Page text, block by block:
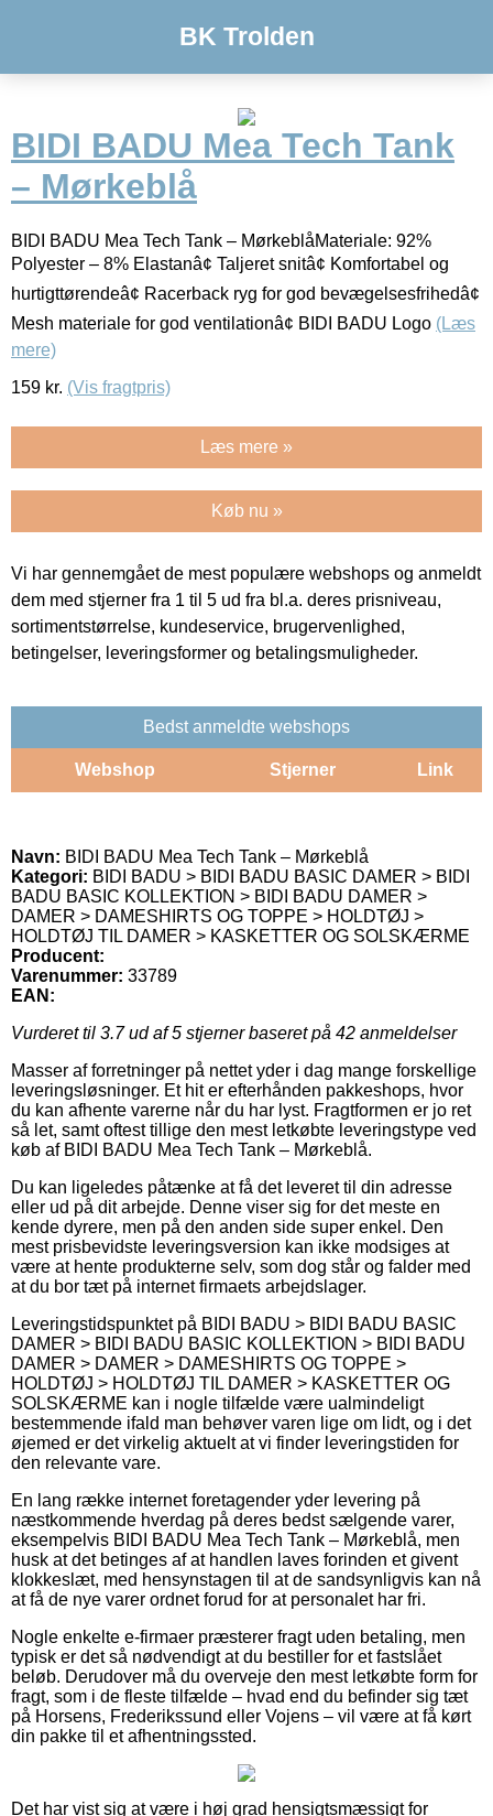
BK Trolden
BIDI BADU Mea Tech Tank
– Mørkeblå
BIDI BADU Mea Tech Tank – MørkeblåMateriale: 92%
Polyester – 8% Elastanâ¢ Taljeret snitâ¢ Komfortabel og
hurtigttørendeâ¢ Racerback ryg for god bevægelsesfrihedâ¢
Mesh materiale for god ventilationâ¢ BIDI BADU Logo (Læs
mere)
159 kr. (Vis fragtpris)
Læs mere »
Køb nu »
Vi har gennemgået de mest populære webshops og anmeldt
dem med stjerner fra 1 til 5 ud fra bl.a. deres prisniveau,
sortimentstørrelse, kundeservice, brugervenlighed,
betingelser, leveringsformer og betalingsmuligheder.
Bedst anmeldte webshops
Webshop Stjerner Link
Navn: BIDI BADU Mea Tech Tank – Mørkeblå
Kategori: BIDI BADU > BIDI BADU BASIC DAMER > BIDI
BADU BASIC KOLLEKTION > BIDI BADU DAMER >
DAMER > DAMESHIRTS OG TOPPE > HOLDTØJ >
HOLDTØJ TIL DAMER > KASKETTER OG SOLSKÆRME
Producent:
Varenummer: 33789
EAN:
Vurderet til 3.7ud af 5 stjerner baseret på 42 anmeldelser
Masser af forretninger på nettet yder i dag mange forskellige
leveringsløsninger. Et hit er efterhånden pakkeshops, hvor
du kan afhente varerne når du har lyst. Fragtformen er jo ret
så let, samt oftest tillige den mest letkøbte leveringstype ved
køb af BIDI BADU Mea Tech Tank – Mørkeblå.
Du kan ligeledes påtænke at få det leveret til din adresse
eller ud på dit arbejde. Denne viser sig for det meste en
kende dyrere, men på den anden side super enkel. Den
mest prisbevidste leveringsversion kan ikke modsiges at
være at hente produkterne selv, som dog står og falder med
at du bor tæt på internet firmaets arbejdslager.
Leveringstidspunktet på BIDI BADU > BIDI BADU BASIC
DAMER > BIDI BADU BASIC KOLLEKTION > BIDI BADU
DAMER > DAMER > DAMESHIRTS OG TOPPE >
HOLDTØJ > HOLDTØJ TIL DAMER > KASKETTER OG
SOLSKÆRME kan i nogle tilfælde være ualmindeligt
bestemmende ifald man behøver varen lige om lidt, og i det
øjemed er det virkelig aktuelt at vi finder leveringstiden for
den relevante vare.
En lang række internet foretagender yder levering på
næstkommende hverdag på deres bedst sælgende varer,
eksempelvis BIDI BADU Mea Tech Tank – Mørkeblå, men
husk at det betinges af at handlen laves forinden et givent
klokkeslæt, med hensynstagen til at de sandsynligvis kan nå
at få de nye varer ordnet forud for at personalet har fri.
Nogle enkelte e-firmaer præsterer fragt uden betaling, men
typisk er det så nødvendigt at du bestiller for et fastslået
beløb. Derudover må du overveje den mest letkøbte form for
fragt, som i de fleste tilfælde – hvad end du befinder sig tæt
på Horsens, Frederikssund eller Vojens – vil være at få kørt
din pakke til et afhentningssted.
Det har vist sig at være i høj grad hensigtsmæssigt for